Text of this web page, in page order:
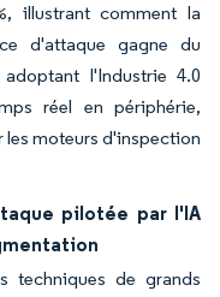
illustrant comment la
d'attaque gagne du
l'Industrie 4.0
réel en périphérie,
les moteurs d'inspection
pilotée par l'IA
techniques de grands